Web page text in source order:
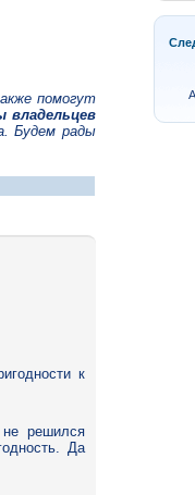
помогут
владельцев
Будем рады
к
решился
Да